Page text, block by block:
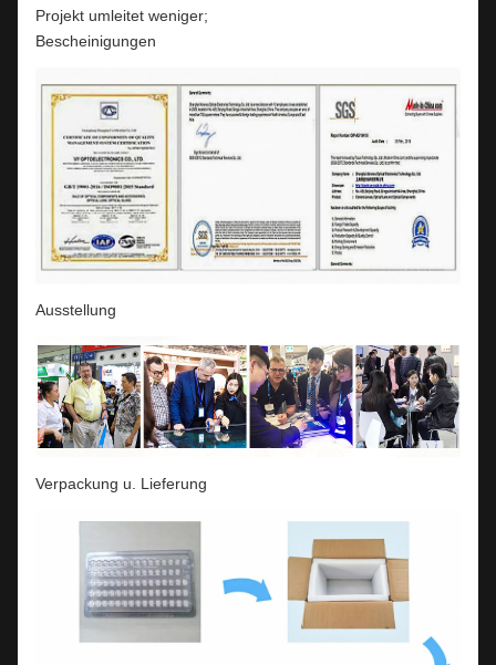
Projekt umleitet weniger;
Bescheinigungen
Ausstellung
Verpackung u. Lieferung